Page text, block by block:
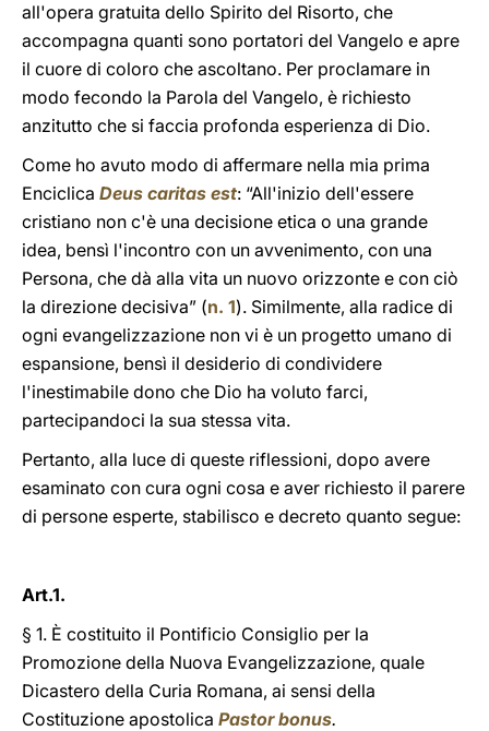
all'opera gratuita dello Spirito del Risorto, che
accompagna quanti sono portatori del Vangelo e apre
il cuore di coloro che ascoltano. Per proclamare in
modo fecondo la Parola del Vangelo, è richiesto
anzitutto che si faccia profonda esperienza di Dio.
Come ho avuto modo di affermare nella mia prima
Enciclica Deus caritas est: “All'inizio dell'essere
cristiano non c'è una decisione etica o una grande
idea, bensì l'incontro con un avvenimento, con una
Persona, che dà alla vita un nuovo orizzonte e con ciò
la direzione decisiva” (n. 1). Similmente, alla radice di
ogni evangelizzazione non vi è un progetto umano di
espansione, bensì il desiderio di condividere
l'inestimabile dono che Dio ha voluto farci,
partecipandoci la sua stessa vita.
Pertanto, alla luce di queste riflessioni, dopo avere
esaminato con cura ogni cosa e aver richiesto il parere
di persone esperte, stabilisco e decreto quanto segue:
Art.1.
§ 1. È costituito il Pontificio Consiglio per la
Promozione della Nuova Evangelizzazione, quale
Dicastero della Curia Romana, ai sensi della
Costituzione apostolica Pastor bonus.